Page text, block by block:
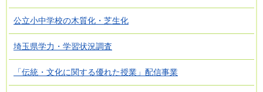
公立小中学校の木質化・芝生化
埼玉県学力・学習状況調査
「伝統・文化に関する優れた授業」配信事業